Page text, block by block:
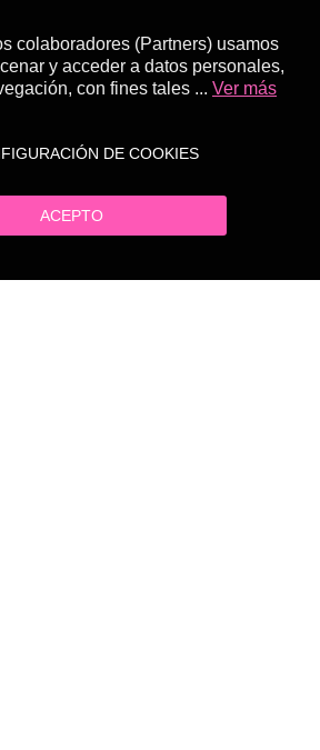
colaboradores (Partners) usamos
y acceder a datos personales,
con fines tales ... Ver más
DE COOKIES
ACEPTO